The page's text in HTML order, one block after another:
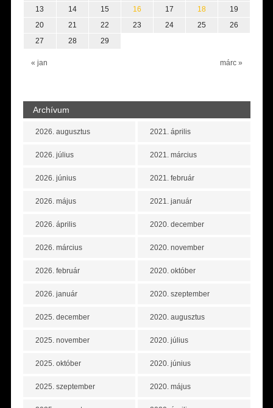
« jan márc »
13
14 15 16 17 18
19
20
21 22 23 24 25
26
27
28 29
Archívum
2026. augusztus
2026. július
2026. június
2026. május
2026. április
2026. március
2026. február
2026. január
2025. december
2025. november
2025. október
2025. szeptember
2021. április
2021. március
2021. február
2021. január
2020. december
2020. november
2020. október
2020. szeptember
2020. augusztus
2020. július
2020. június
2020. május